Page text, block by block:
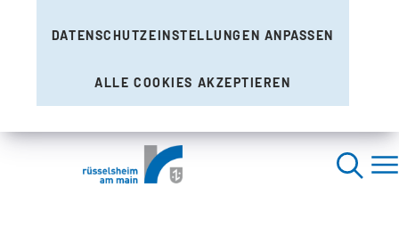
DATENSCHUTZEINSTELLUNGEN ANPASSEN
ALLE COOKIES AKZEPTIEREN